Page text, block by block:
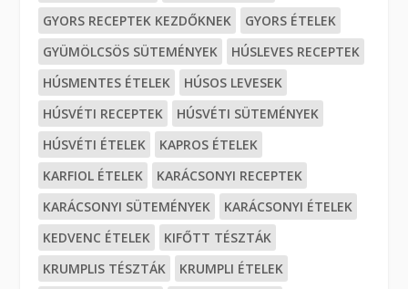
GYORS RECEPTEK KEZDŐKNEK
GYORS ÉTELEK
GYÜMÖLCSÖS SÜTEMÉNYEK
HÚSLEVES RECEPTEK
HÚSMENTES ÉTELEK
HÚSOS LEVESEK
HÚSVÉTI RECEPTEK
HÚSVÉTI SÜTEMÉNYEK
HÚSVÉTI ÉTELEK
KAPROS ÉTELEK
KARFIOL ÉTELEK
KARÁCSONYI RECEPTEK
KARÁCSONYI SÜTEMÉNYEK
KARÁCSONYI ÉTELEK
KEDVENC ÉTELEK
KIFŐTT TÉSZTÁK
KRUMPLIS TÉSZTÁK
KRUMPLI ÉTELEK